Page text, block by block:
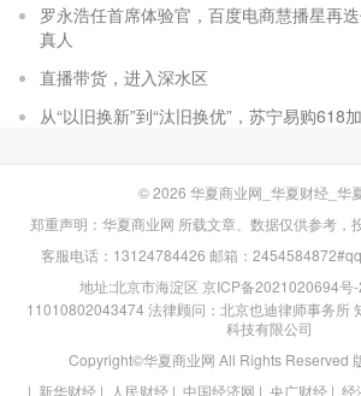
罗永浩任首席体验官，百度电商慧播星再
真人
直播带货，进入深水区
从“以旧换新”到“汰旧换优”，苏宁易购618
© 2026 华夏商业网_华夏财经_华
郑重声明：华夏商业网 所载文章、数据仅供参考，
客服电话：13124784426 邮箱：
地址:北京市海淀区 京ICP备2021020694号-
11010802043474 法律顾问：北京也迪律师事务所
科技有限公司
Copyright©华夏商业网 All Rights Reserved
| 新华财经 | 人民财经 | 中国经济网 | 央广财经 | 经